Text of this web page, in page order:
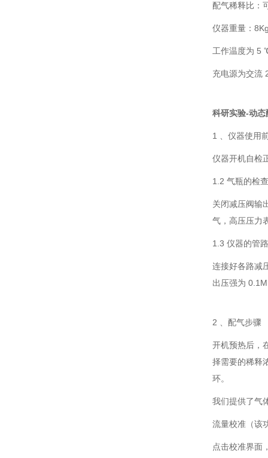
配气稀释比：
仪器重量：
工作温度为 5
充电源为交流
科研实验-动态
1 、仪器使用
仪器开机自检
1.2 气瓶的检查
关闭减压阀输
气，高压压力
1.3 仪器的管
连接好各路减
出压强为
2 、配气步骤
开机预热后，
择需要的稀释
环。
我们提供了气
流量校准（该
点击校准界面